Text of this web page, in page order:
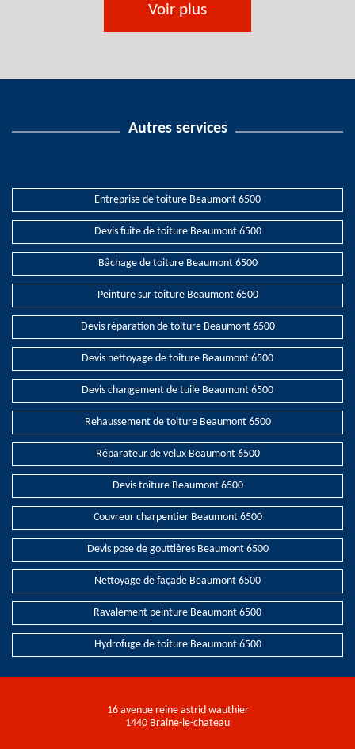
Voir plus
Autres services
Entreprise de toiture Beaumont 6500
Devis fuite de toiture Beaumont 6500
Bâchage de toiture Beaumont 6500
Peinture sur toiture Beaumont 6500
Devis réparation de toiture Beaumont 6500
Devis nettoyage de toiture Beaumont 6500
Devis changement de tuile Beaumont 6500
Rehaussement de toiture Beaumont 6500
Réparateur de velux Beaumont 6500
Devis toiture Beaumont 6500
Couvreur charpentier Beaumont 6500
Devis pose de gouttières Beaumont 6500
Nettoyage de façade Beaumont 6500
Ravalement peinture Beaumont 6500
Hydrofuge de toiture Beaumont 6500
16 avenue reine astrid wauthier
1440 Braine-le-chateau